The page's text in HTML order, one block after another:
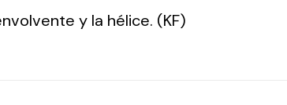
y la hélice. (KF)